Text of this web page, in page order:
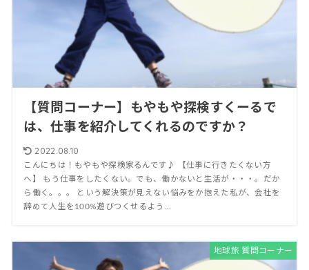
【質問コーナー】もやもや探検すくーるで
は、仕事を紹介してくれるのですか？
2022.08.10
こんにちは！もやもや探検家るんです♪ 【仕事に行きたくない方
へ】 もう仕事をしたくない。でも、働かないと生活が・・・。だか
ら働く。。。 という解決策が見えない悩みをか抱えた私が、会社を
辞めて人生を100%遊びつくせるよう...
地球旅 質問コーナー